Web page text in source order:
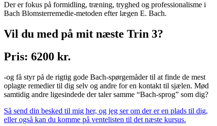
Der er fokus på formidling, træning, tryghed og professionalisme i
Bach Blomsterremedie-metoden efter lægen E. Bach.
Vil du med på mit næste Trin 3?
Pris: 6200 kr.
-og få styr på de rigtig gode Bach-spørgemåder til at finde de mest
oplagte remedier til dig selv og andre for en kontakt til sjælen. Mød
samtidig andre ligesindede der taler samme “Bach-sprog” som dig?
Så send din besked til mig her, og jeg ser om der er en plads til dig,
eller også kan du komme på ventelisten til det næste kursus.